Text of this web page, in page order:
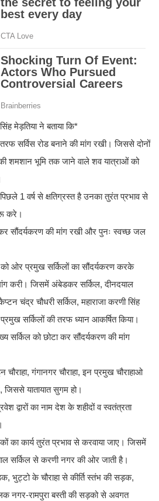
मेड़तिया ने बताया कि*
सर्विस रोड बनाने की मांग रखी। जिससे दोनों
शमशान भूमि तक जाने वाले शव यात्राओं को
1 वर्ष से क्षतिग्रस्त है उनका तुरंत प्रभाव से
करे।
कर सौंदर्यकरण की मांग रखी और पुनः स्वच्छ जल
को ओर प्रमुख सर्किलों का सौंदर्यकरण करके
करी। जिसमें अंबेडकर सर्किल, दीनदयाल
चंद्र चौधरी सर्किल, महाराजा करणी सिंह
सर्किलों की तरफ ध्यान आकर्षित किया।
सर्किल को छोटा कर सौंदर्यकरण की मांग
चौराहा, गंगानगर चौराहा, इन प्रमुख चौराहाओ
जिससे यातायात सुगम हो।
द्वारों का नाम देश के शहीदों व स्वतंत्रता
कार्य तुरंत प्रभाव से करवाया जाए। जिसमें
सर्किल से करणी नगर की ओर जाती है।
भुट्टो के चौराहा से कीर्ति स्तंभ की सड़क,
नगर-रामपुरा बस्ती की सड़को से अवगत